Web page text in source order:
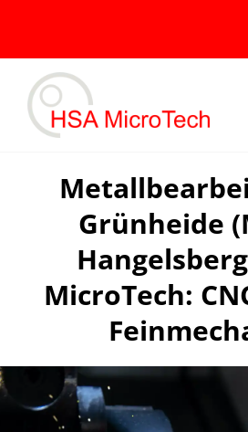
content
Grünheide
MicroTech: